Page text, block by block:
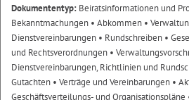
Dokumententyp: Beiratsinformationen und
Bekanntmachungen • Abkommen •
Dienstvereinbarungen • Rundschreiben •
und Rechtsverordnungen •
Dienstvereinbarungen, Richtlinien und
Gutachten • Verträge und Vereinbarungen •
Geschäftsverteilungs- und Organisationspläne